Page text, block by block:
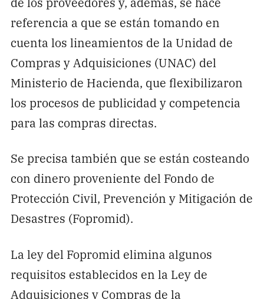
referencia a que se están tomando en
cuenta los lineamientos de la Unidad de
Compras y Adquisiciones (UNAC) del
Ministerio de Hacienda, que flexibilizaron
los procesos de publicidad y competencia
para las compras directas.
Se precisa también que se están costeando
con dinero proveniente del Fondo de
Protección Civil, Prevención y Mitigación de
Desastres (Fopromid).
La ley del Fopromid elimina algunos
requisitos establecidos en la Ley de
Adquisiciones y Compras de la